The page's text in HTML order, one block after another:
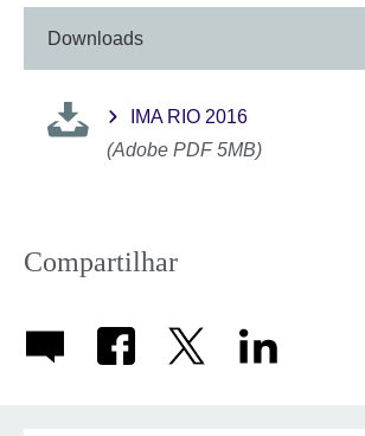
Downloads
IMA RIO 2016
(Adobe PDF 5MB)
Compartilhar